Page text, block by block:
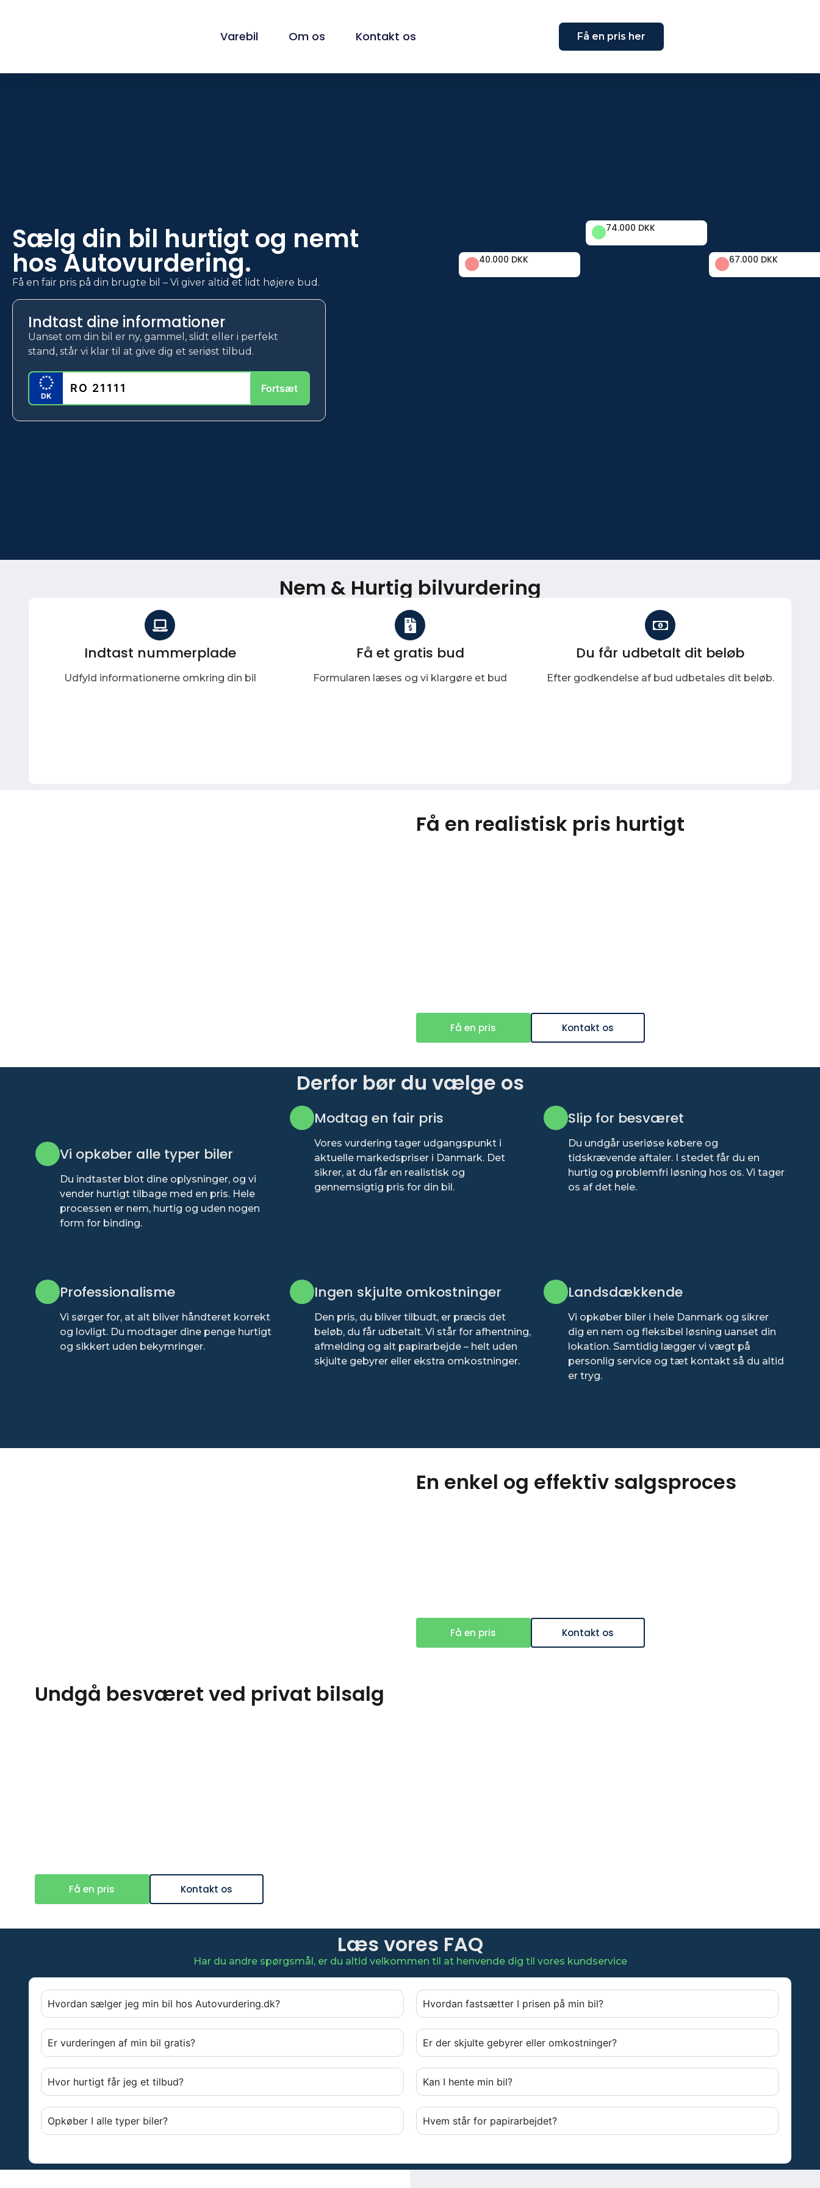
Varebil Om os Kontakt os Få en pris her
Sælg din bil hurtigt og nemt
hos Autovurdering.
Få en fair pris på din brugte bil – Vi giver altid et lidt højere bud.
Indtast dine informationer
Uanset om din bil er ny, gammel, slidt eller i perfekt
stand, står vi klar til at give dig et seriøst tilbud.
★
★
★
★
★
★
★
★
★★★
★
DK
Fortsæt
40.000 DKK 67.000 DKK
74.000 DKK
Nem & Hurtig bilvurdering
Indtast nummerplade
Udfyld informationerne omkring din bil
Få et gratis bud
Formularen læses og vi klargøre et bud
Du får udbetalt dit beløb
Efter godkendelse af bud udbetales dit beløb.
Få en realistisk pris hurtigt
Få en pris Kontakt os
Derfor bør du vælge os
Vi opkøber alle typer biler
Du indtaster blot dine oplysninger, og vi
vender hurtigt tilbage med en pris. Hele
processen er nem, hurtig og uden nogen
form for binding.
Modtag en fair pris
Vores vurdering tager udgangspunkt i
aktuelle markedspriser i Danmark. Det
sikrer, at du får en realistisk og
gennemsigtig pris for din bil.
Slip for besværet
Du undgår useriøse købere og
tidskrævende aftaler. I stedet får du en
hurtig og problemfri løsning hos os. Vi tager
os af det hele.
Professionalisme
Vi sørger for, at alt bliver håndteret korrekt
og lovligt. Du modtager dine penge hurtigt
og sikkert uden bekymringer.
Ingen skjulte omkostninger
Den pris, du bliver tilbudt, er præcis det
beløb, du får udbetalt. Vi står for afhentning,
afmelding og alt papirarbejde – helt uden
skjulte gebyrer eller ekstra omkostninger.
Landsdækkende
Vi opkøber biler i hele Danmark og sikrer
dig en nem og fleksibel løsning uanset din
lokation. Samtidig lægger vi vægt på
personlig service og tæt kontakt så du altid
er tryg.
En enkel og effektiv salgsproces
Få en pris Kontakt os
Undgå besværet ved privat bilsalg
Få en pris Kontakt os
Læs vores FAQ
Har du andre spørgsmål, er du altid velkommen til at henvende dig til vores kundservice
Hvordan sælger jeg min bil hos Autovurdering.dk?
Er vurderingen af min bil gratis?
Hvor hurtigt får jeg et tilbud?
Opkøber I alle typer biler?
Hvordan fastsætter I prisen på min bil?
Er der skjulte gebyrer eller omkostninger?
Kan I hente min bil?
Hvem står for papirarbejdet?